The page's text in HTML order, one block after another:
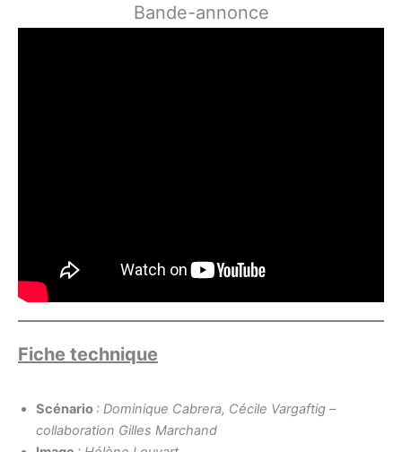
Bande-annonce
Fiche technique
Scénario : Dominique Cabrera, Cécile Vargaftig –
collaboration Gilles Marchand